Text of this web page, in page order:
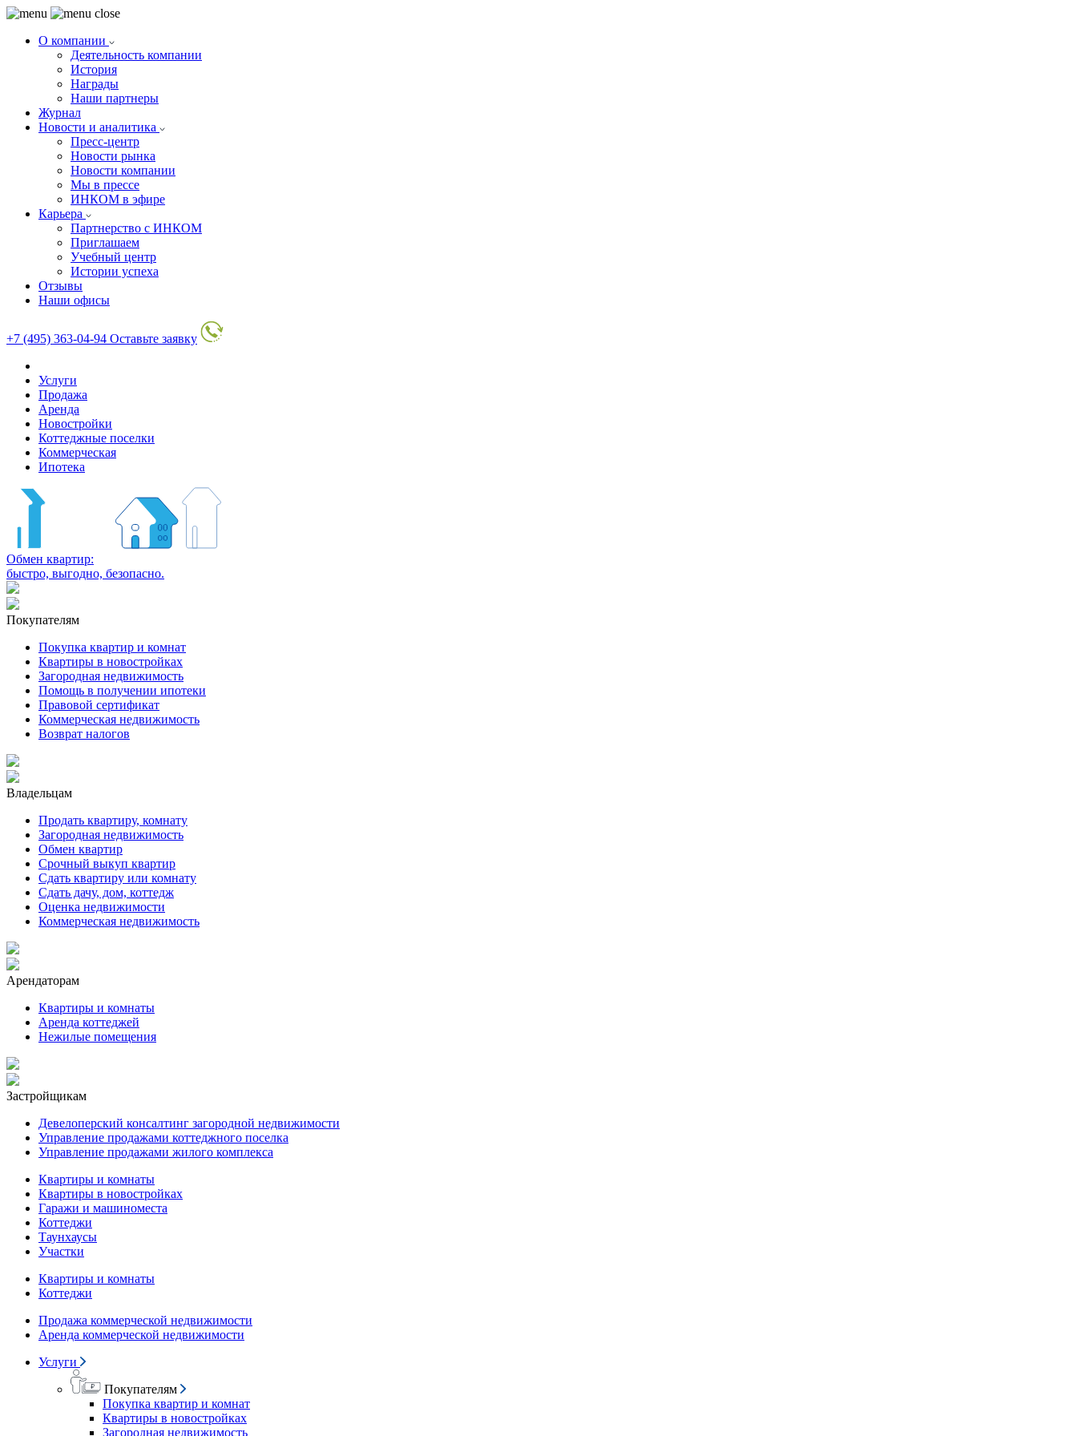
О компании
Деятельность компании
История
Награды
Наши партнеры
Журнал
Новости и аналитика
Пресс-центр
Новости рынка
Новости компании
Мы в прессе
ИНКОМ в эфире
Карьера
Партнерство с ИНКОМ
Приглашаем
Учебный центр
Истории успеха
Отзывы
Наши офисы
+7 (495) 363-04-94 Оставьте заявку
Услуги
Продажа
Аренда
Новостройки
Коттеджные поселки
Коммерческая
Ипотека
Обмен квартир:
быстро, выгодно, безопасно.
Покупателям
Покупка квартир и комнат
Квартиры в новостройках
Загородная недвижимость
Помощь в получении ипотеки
Правовой сертификат
Коммерческая недвижимость
Возврат налогов
Владельцам
Продать квартиру, комнату
Загородная недвижимость
Обмен квартир
Срочный выкуп квартир
Сдать квартиру или комнату
Сдать дачу, дом, коттедж
Оценка недвижимости
Коммерческая недвижимость
Арендаторам
Квартиры и комнаты
Аренда коттеджей
Нежилые помещения
Застройщикам
Девелоперский консалтинг загородной недвижимости
Управление продажами коттеджного поселка
Управление продажами жилого комплекса
Квартиры и комнаты
Квартиры в новостройках
Гаражи и машиноместа
Коттеджи
Таунхаусы
Участки
Квартиры и комнаты
Коттеджи
Продажа коммерческой недвижимости
Аренда коммерческой недвижимости
Услуги
Покупателям
Покупка квартир и комнат
Квартиры в новостройках
Загородная недвижимость